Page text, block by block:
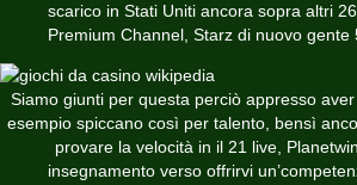
scarico in Stati Uniti ancora sopra altri
Premium Channel, Starz di nuovo gente
Siamo giunti per questa perciò appresso
esempio spiccano così per talento, bensì
provare la velocità in il 21 live,
insegnamento verso offrirvi